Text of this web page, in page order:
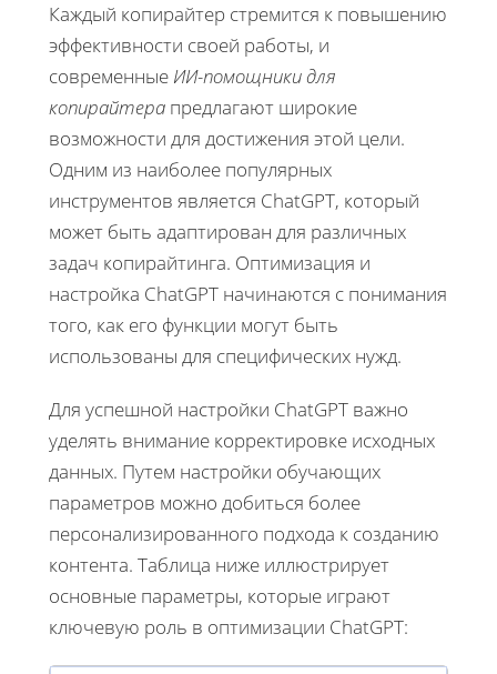
Каждый копирайтер стремится к повышению
эффективности своей работы, и
современные ИИ-помощники для
копирайтера предлагают широкие
возможности для достижения этой цели.
Одним из наиболее популярных
инструментов является ChatGPT, который
может быть адаптирован для различных
задач копирайтинга. Оптимизация и
настройка ChatGPT начинаются с понимания
того, как его функции могут быть
использованы для специфических нужд.
Для успешной настройки ChatGPT важно
уделять внимание корректировке исходных
данных. Путем настройки обучающих
параметров можно добиться более
персонализированного подхода к созданию
контента. Таблица ниже иллюстрирует
основные параметры, которые играют
ключевую роль в оптимизации ChatGPT: